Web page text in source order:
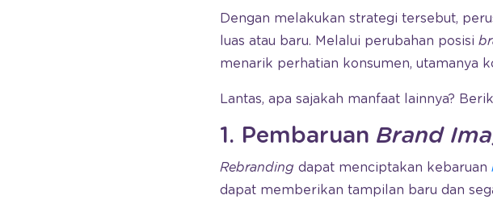
Dengan melakukan strategi tersebut,
luas atau baru. Melalui perubahan posisi
menarik perhatian konsumen, utamanya
Lantas, apa sajakah manfaat lainnya?
1. Pembaruan Brand
Rebranding dapat menciptakan kebaruan
dapat memberikan tampilan baru dan